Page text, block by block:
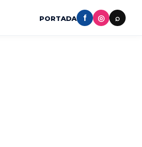
PORTADA f ◎ ⌕